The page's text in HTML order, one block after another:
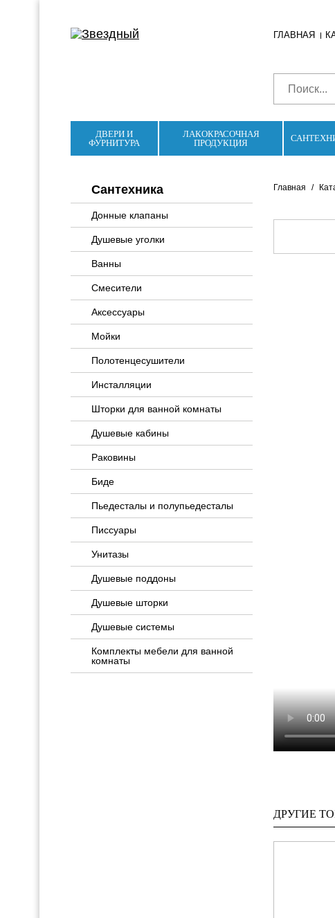
ГЛАВНАЯ
ДВЕРИ И
ФУРНИТУРА
ЛАКОКРАСОЧНАЯ
ПРОДУКЦИЯ
Сантехника
Донные клапаны
Душевые уголки
Ванны
Смесители
Аксессуары
Мойки
Полотенцесушители
Инсталляции
Шторки для ванной комнаты
Душевые кабины
Раковины
Биде
Пьедесталы и полупьедесталы
Писсуары
Унитазы
Душевые поддоны
Душевые шторки
Душевые системы
Комплекты мебели для ванной
комнаты
Главная /
ДРУГИЕ